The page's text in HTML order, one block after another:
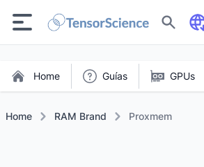
Buscar
Home Guías GPUs
Home RAM Brand Proxmem